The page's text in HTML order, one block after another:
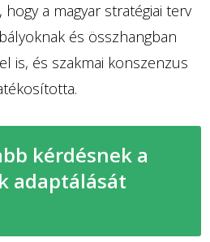
hogy a magyar stratégiai terv
és összhangban
is, és szakmai konszenzus
kérdésnek a
adaptálását